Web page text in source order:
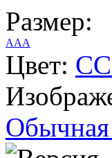
Размер:
AAA
Цвет: CC
Обычная